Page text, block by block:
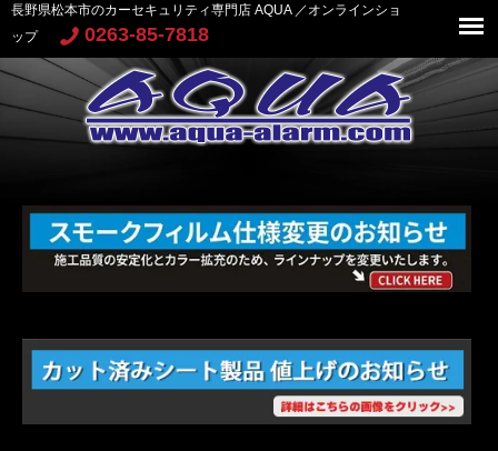
長野県松本市のカーセキュリティ専門店 AQUA ／オンラインショ
ップ
0263-85-7818